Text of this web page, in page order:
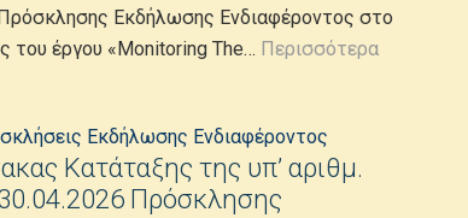
Εκδήλωσης Ενδιαφέροντος στο
του έργου «Monitoring The… Περισσότερα
Εκδήλωσης Ενδιαφέροντος
Κατάταξης της υπ’ αριθμ.
Πρόσκλησης